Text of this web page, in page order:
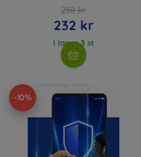
258 kr
232 kr
I lager 3 st
-10%